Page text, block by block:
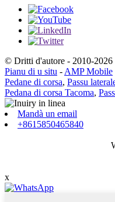
© Dritti d'autore - 2010-
Pianu di u situ - AMP Mobile
Pedane di corsa, Passu
Pedana di corsa Tacoma,
Mandà un email
+8615850465840
x